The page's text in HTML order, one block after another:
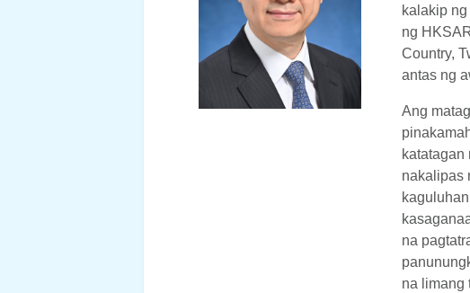
kalakip
ng
Country,
antas ng
Ang
katatagan
nakalipas
na
na limang